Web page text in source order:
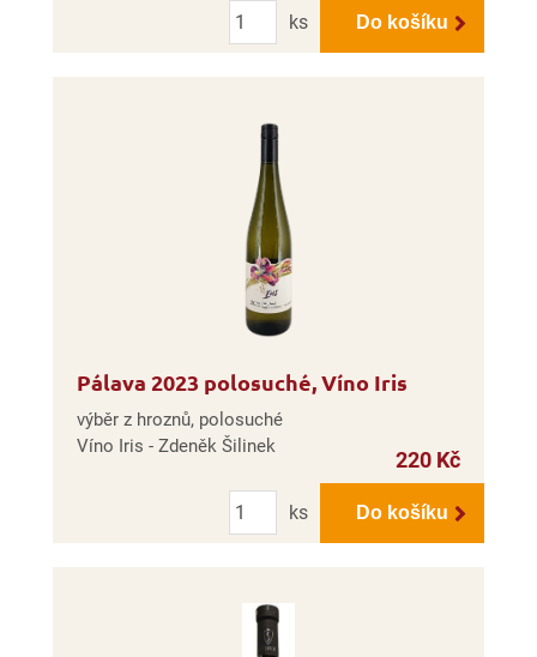
ks
Do košíku
Pálava 2023 polosuché, Víno Iris
výběr z hroznů, polosuché
Víno Iris - Zdeněk Šilinek
220 Kč
Počet
ks
Do košíku